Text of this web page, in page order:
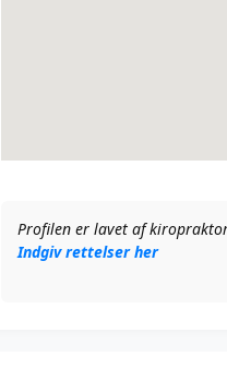
Profilen er lavet af
Indgiv rettelser her